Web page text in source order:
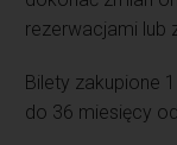
rezerwacjami lub
Bilety zakupione
do 36 miesięcy